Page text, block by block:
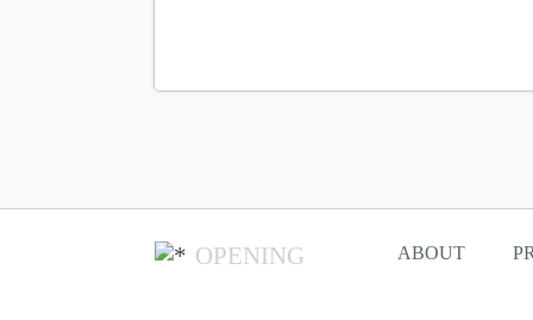
OPENING ABOUT